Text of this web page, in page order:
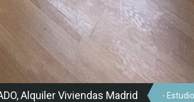
Alquiler Viviendas Madrid - Estudio